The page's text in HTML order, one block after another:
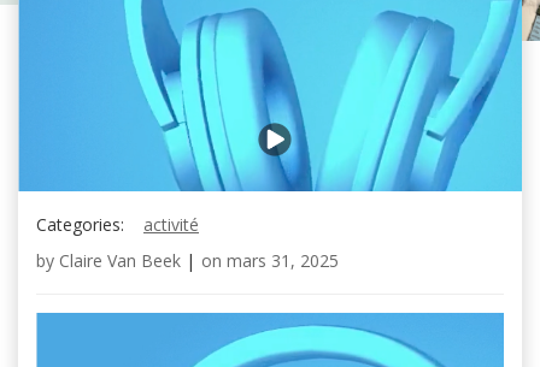
Categories:
activité
by Claire Van Beek | on mars 31, 2025